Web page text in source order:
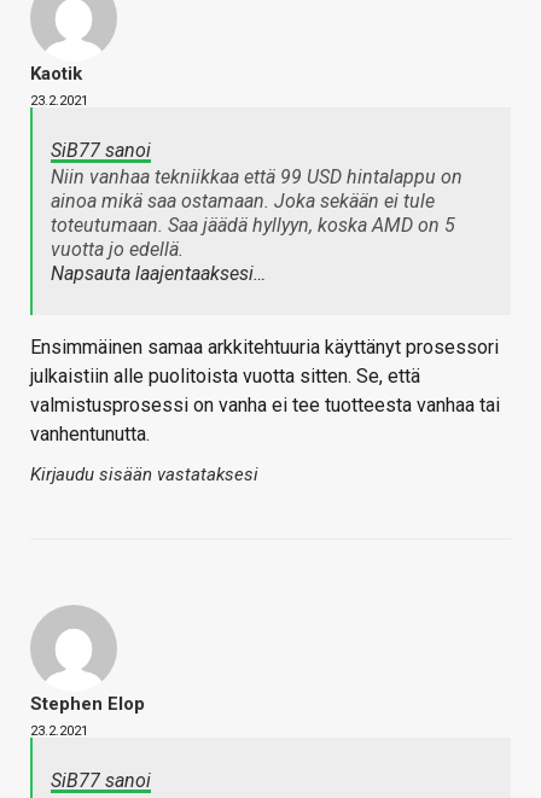
Kaotik
23.2.2021
SiB77 sanoi
Niin vanhaa tekniikkaa että 99 USD hintalappu on
ainoa mikä saa ostamaan. Joka sekään ei tule
toteutumaan. Saa jäädä hyllyyn, koska AMD on 5
vuotta jo edellä.
Napsauta laajentaaksesi…
Ensimmäinen samaa arkkitehtuuria käyttänyt prosessori
julkaistiin alle puolitoista vuotta sitten. Se, että
valmistusprosessi on vanha ei tee tuotteesta vanhaa tai
vanhentunutta.
Kirjaudu sisään vastataksesi
Stephen Elop
23.2.2021
SiB77 sanoi